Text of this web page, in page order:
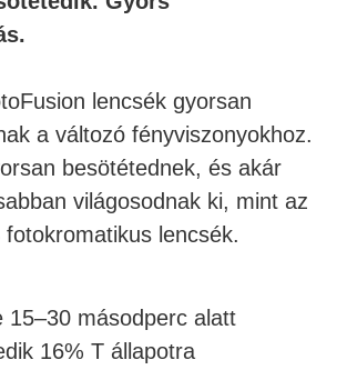
lencsék gyorsan
a változó fényviszonyokhoz.
besötétednek, és akár
világosodnak ki, mint az
fotokromatikus lencsék.
15–30 másodperc alatt
16% T állapotra